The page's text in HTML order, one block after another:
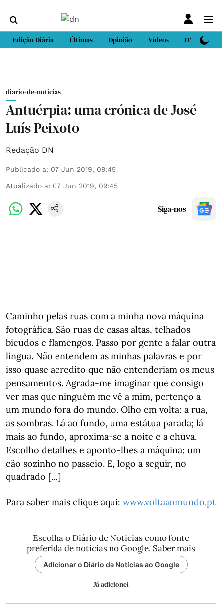
Edição Diária Últimas Opinião Vídeos DN Sport
diario-de-noticias
Antuérpia: uma crónica de José
Luís Peixoto
Redação DN
Publicado a: 07 Jun 2019, 09:45
Atualizado a: 07 Jun 2019, 09:45
Siga-nos
Caminho pelas ruas com a minha nova máquina
fotográfica. São ruas de casas altas, telhados
bicudos e flamengos. Passo por gente a falar outra
língua. Não entendem as minhas palavras e por
isso quase acredito que não entenderiam os meus
pensamentos. Agrada-me imaginar que consigo
ver mas que ninguém me vê a mim, pertenço a
um mundo fora do mundo. Olho em volta: a rua,
as sombras. Lá ao fundo, uma estátua parada; lá
mais ao fundo, aproxima-se a noite e a chuva.
Escolho detalhes e aponto-lhes a máquina: um
cão sozinho no passeio. E, logo a seguir, no
quadrado […]
Para saber mais clique aqui: www.voltaaomundo.pt
Escolha o Diário de Notícias como fonte
preferida de notícias no Google. Saber mais
Adicionar o Diário de Notícias ao Google
Já adicionei